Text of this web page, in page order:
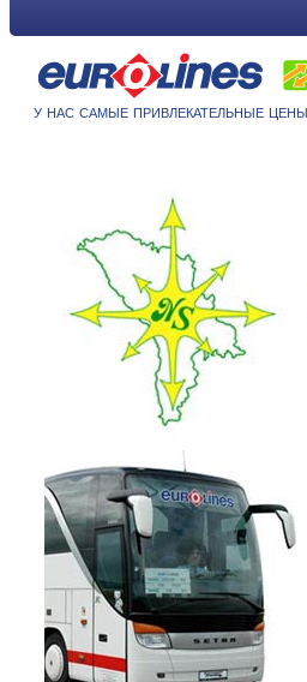
у нас самые привлекательные